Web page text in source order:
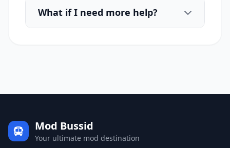
What if I need more help?
Mod Bussid
Your ultimate mod destination